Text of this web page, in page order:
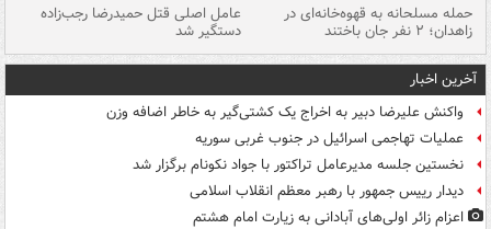
حمله مسلحانه به قهوه‌خانه‌ای در
زاهدان؛ ۲ نفر جان باختند
عامل اصلی قتل حمیدرضا رجب‌زاده
دستگیر شد
آخرین اخبار
واکنش علیرضا دبیر به اخراج یک کشتی‌گیر به خاطر اضافه وزن
عملیات تهاجمی اسرائیل در جنوب غربی سوریه
نخستین جلسه مدیرعامل تراکتور با جواد نکونام برگزار شد
دیدار رییس جمهور با رهبر معظم انقلاب اسلامی
اعزام زائر اولی‌های آبادانی به زیارت امام هشتم